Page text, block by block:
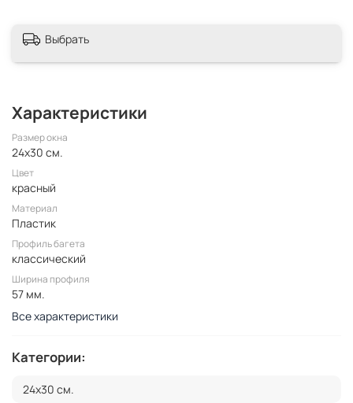
Выбрать
Характеристики
Размер окна
24x30 см.
Цвет
красный
Материал
Пластик
Профиль багета
классический
Ширина профиля
57 мм.
Все характеристики
Категории:
24x30 см.